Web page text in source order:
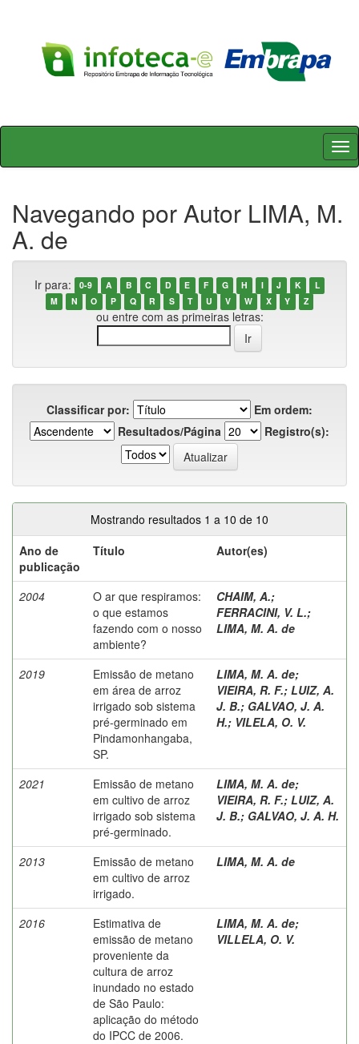
Skip
Navegando por Autor LIMA, M.
A. de
Ir para: 0-9 A B C D E F G H I J K
L
M
N O P Q R S T U V W X Y Z
ou entre com as primeiras letras:
Classificar por:
Em ordem:
Resultados/Página
Registro(s):
Mostrando resultados 1 a 10 de 10
Ano de
publicação
Título Autor(es)
2004
O ar que respiramos:
o que estamos
fazendo com o nosso
ambiente?
CHAIM, A.;
FERRACINI, V. L.;
LIMA, M. A. de
2019
Emissão de metano
em área de arroz
irrigado sob sistema
pré-germinado em
Pindamonhangaba,
SP.
LIMA, M. A. de;
VIEIRA, R. F.; LUIZ, A.
J. B.; GALVAO, J. A.
H.; VILELA, O. V.
2021
Emissão de metano
em cultivo de arroz
irrigado sob sistema
pré-germinado.
LIMA, M. A. de;
VIEIRA, R. F.; LUIZ, A.
J. B.; GALVAO, J. A. H.
2013
Emissão de metano
em cultivo de arroz
irrigado.
LIMA, M. A. de
2016
Estimativa de
emissão de metano
proveniente da
cultura de arroz
inundado no estado
de São Paulo:
aplicação do método
do IPCC de 2006.
LIMA, M. A. de;
VILLELA, O. V.